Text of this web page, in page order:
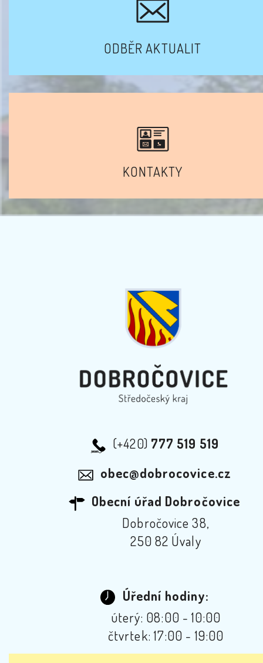
ODBĚR AKTUALIT
KONTAKTY
(+420) 777 519 519
obec@dobrocovice.cz
Obecní úřad Dobročovice
Dobročovice 38,
250 82 Úvaly
Úřední hodiny:
úterý: 08:00 - 10:00
čtvrtek: 17:00 - 19:00